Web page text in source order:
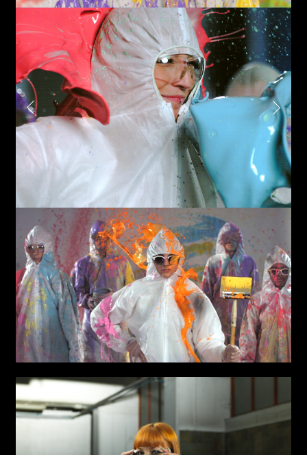
Links
Write to us why you are
interested in a collaboration
max. 1000 characters